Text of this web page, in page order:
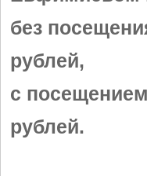
без
рублей,
с
рублей.